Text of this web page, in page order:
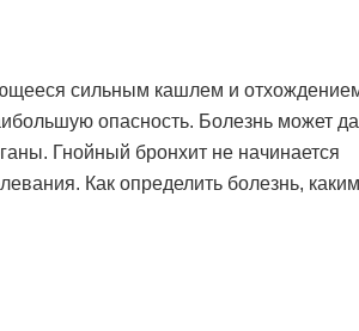
сильным кашлем и
опасность. Болезнь может
Гнойный бронхит не начинается
Как определить болезнь,